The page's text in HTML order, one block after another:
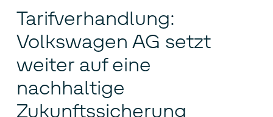
Tarifverhandlung:
Volkswagen AG setzt
weiter auf eine
nachhaltige
Zukunftssicherung